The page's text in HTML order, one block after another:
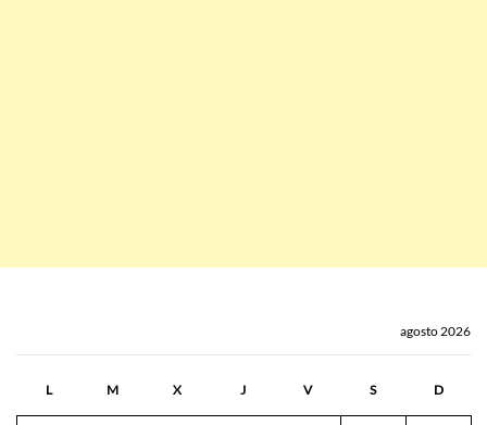
agosto 2026
L M X J V S D